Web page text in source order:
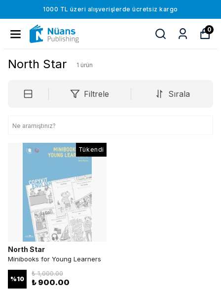
1000 TL üzeri alışverişlerde ücretsiz kargo
0
North Star 1 ürün
Filtrele Sırala
Tükendi
North Star
Minibooks for Young Learners
%10
₺ 1,000.00
₺ 900.00